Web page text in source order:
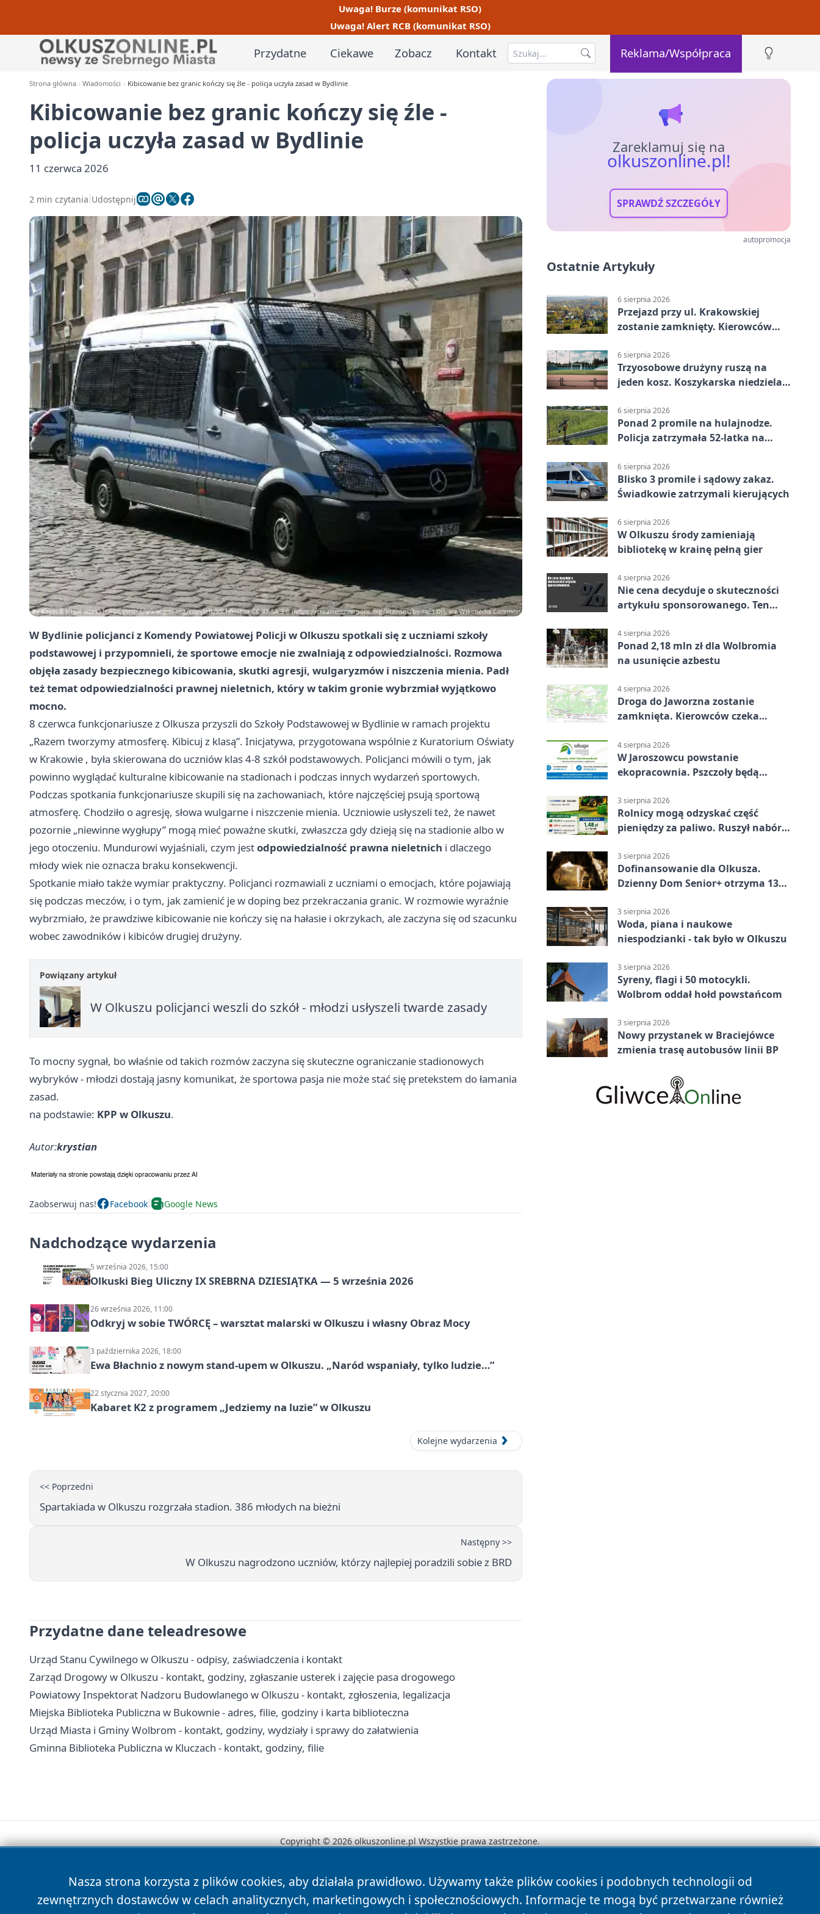
Uwaga! Burze (komunikat RSO)
Uwaga! Alert RCB (komunikat RSO)
Przydatne Ciekawe Zobacz Kontakt Reklama/Współpraca
Strona główna Wiadomości Kibicowanie bez granic kończy się źle - policja uczyła zasad w Bydlinie
Kibicowanie bez granic kończy się źle -
policja uczyła zasad w Bydlinie
11 czerwca 2026
2 min czytania Udostępnij
W Bydlinie policjanci z Komendy Powiatowej Policji w Olkuszu spotkali się z uczniami szkoły
podstawowej i przypomnieli, że sportowe emocje nie zwalniają z odpowiedzialności. Rozmowa
objęła zasady bezpiecznego kibicowania, skutki agresji, wulgaryzmów i niszczenia mienia. Padł
też tematodpowiedzialności prawnej nieletnich, który w takim gronie wybrzmiał wyjątkowo
mocno.
8 czerwca funkcjonariusze z Olkusza przyszli do Szkoły Podstawowej w Bydlinie w ramach projektu
„Razem tworzymy atmosferę. Kibicuj z klasą”. Inicjatywa, przygotowana wspólnie z Kuratorium Oświaty
w Krakowie , była skierowana do uczniów klas 4-8 szkół podstawowych. Policjanci mówili o tym, jak
powinno wyglądać kulturalne kibicowanie na stadionach i podczas innych wydarzeń sportowych.
Podczas spotkania funkcjonariusze skupili się na zachowaniach, które najczęściej psują sportową
atmosferę. Chodziło o agresję, słowa wulgarne i niszczenie mienia. Uczniowie usłyszeli też, że nawet
pozornie „niewinne wygłupy” mogą mieć poważne skutki, zwłaszcza gdy dzieją się na stadionie albo w
jego otoczeniu. Mundurowi wyjaśniali, czym jestodpowiedzialność prawna nieletnich i dlaczego
młody wiek nie oznacza braku konsekwencji.
Spotkanie miało także wymiar praktyczny. Policjanci rozmawiali z uczniami o emocjach, które pojawiają
się podczas meczów, i o tym, jak zamienić je w doping bez przekraczania granic. W rozmowie wyraźnie
wybrzmiało, że prawdziwe kibicowanie nie kończy się na hałasie i okrzykach, ale zaczyna się od szacunku
wobec zawodników i kibiców drugiej drużyny.
Powiązany artykuł
W Olkuszu policjanci weszli do szkół - młodzi usłyszeli twarde zasady
To mocny sygnał, bo właśnie od takich rozmów zaczyna się skuteczne ograniczanie stadionowych
wybryków - młodzi dostają jasny komunikat, że sportowa pasja nie może stać się pretekstem do łamania
zasad.
na podstawie: KPP w Olkuszu.
Autor:krystian
Zaobserwuj nas! Facebook Google News
Nadchodzące wydarzenia
5 września 2026, 15:00
Olkuski Bieg Uliczny IX SREBRNA DZIESIĄTKA — 5 września 2026
26 września 2026, 11:00
Odkryj w sobie TWÓRCĘ – warsztat malarski w Olkuszu i własny Obraz Mocy
3 października 2026, 18:00
Ewa Błachnio z nowym stand-upem w Olkuszu. „Naród wspaniały, tylko ludzie…”
22 stycznia 2027, 20:00
Kabaret K2 z programem „Jedziemy na luzie” w Olkuszu
Kolejne wydarzenia
<< Poprzedni
Spartakiada w Olkuszu rozgrzała stadion. 386 młodych na bieżni
Następny >>
W Olkuszu nagrodzono uczniów, którzy najlepiej poradzili sobie z BRD
Przydatne dane teleadresowe
Urząd Stanu Cywilnego w Olkuszu - odpisy, zaświadczenia i kontakt
Zarząd Drogowy w Olkuszu - kontakt, godziny, zgłaszanie usterek i zajęcie pasa drogowego
Powiatowy Inspektorat Nadzoru Budowlanego w Olkuszu - kontakt, zgłoszenia, legalizacja
Miejska Biblioteka Publiczna w Bukownie - adres, filie, godziny i karta biblioteczna
Urząd Miasta i Gminy Wolbrom - kontakt, godziny, wydziały i sprawy do załatwienia
Gminna Biblioteka Publiczna w Kluczach - kontakt, godziny, filie
Zareklamuj się na
olkuszonline.pl!
SPRAWDŹ SZCZEGÓŁY
autopromocja
Ostatnie Artykuły
6 sierpnia 2026
Przejazd przy ul. Krakowskiej
zostanie zamknięty. Kierowców
6 sierpnia 2026
Trzyosobowe drużyny ruszą na
jeden kosz. Koszykarska niedziela
6 sierpnia 2026
Ponad 2 promile na hulajnodze.
Policja zatrzymała 52-latka na
6 sierpnia 2026
Blisko 3 promile i sądowy zakaz.
Świadkowie zatrzymali kierujących
6 sierpnia 2026
W Olkuszu środy zamieniają
bibliotekę w krainę pełną gier
4 sierpnia 2026
Nie cena decyduje o skuteczności
artykułu sponsorowanego. Ten
4 sierpnia 2026
Ponad 2,18 mln zł dla Wolbromia
na usunięcie azbestu
4 sierpnia 2026
Droga do Jaworzna zostanie
zamknięta. Kierowców czeka
4 sierpnia 2026
W Jaroszowcu powstanie
ekopracownia. Pszczoły będą
3 sierpnia 2026
Rolnicy mogą odzyskać część
pieniędzy za paliwo. Ruszył nabór
3 sierpnia 2026
Dofinansowanie dla Olkusza.
Dzienny Dom Senior+ otrzyma 134
3 sierpnia 2026
Woda, piana i naukowe
niespodzianki - tak było w Olkuszu
3 sierpnia 2026
Syreny, flagi i 50 motocykli.
Wolbrom oddał hołd powstańcom
3 sierpnia 2026
Nowy przystanek w Braciejówce
zmienia trasę autobusów linii BP
Nasza strona korzysta z plików cookies, aby działała prawidłowo. Używamy także plików cookies i podobnych technologii od
zewnętrznych dostawców w celach analitycznych, marketingowych i społecznościowych. Informacje te mogą być przetwarzane również
Copyright © 2026 olkuszonline.pl Wszystkie prawa zastrzeżone.
News Autorzy Polityka Prywatności Polityka Cookies